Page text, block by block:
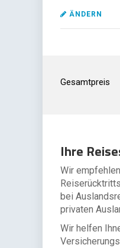
ÄNDERN
Gesamtpreis
Ihre
Wir
bei
privaten
Wir helfen